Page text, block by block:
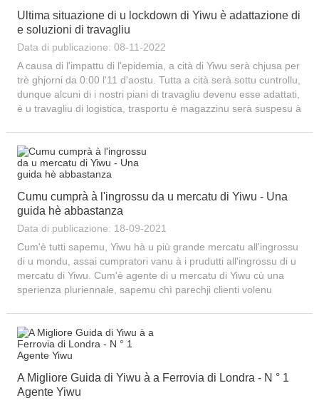
Ultima situazione di u lockdown di Yiwu è adattazione di
e soluzioni di travagliu
Data di publicazione: 08-11-2022
A causa di l'impattu di l'epidemia, a cità di Yiwu serà chjusa per
trè ghjorni da 0:00 l'11 d'aostu. Tutta a cità serà sottu cuntrollu,
dunque alcuni di i nostri piani di travagliu devenu esse adattati,
è u travagliu di logistica, trasportu è magazzinu serà suspesu à
Cumu cumprà à l'ingrossu da u mercatu di Yiwu - Una
guida hè abbastanza
Data di publicazione: 18-09-2021
Cum'è tutti sapemu, Yiwu hà u più grande mercatu all'ingrossu
di u mondu, assai cumpratori vanu à i prudutti all'ingrossu di u
mercatu di Yiwu. Cum'è agente di u mercatu di Yiwu cù una
sperienza pluriennale, sapemu chì parechji clienti volenu
A Migliore Guida di Yiwu à a Ferrovia di Londra - N ° 1
Agente Yiwu